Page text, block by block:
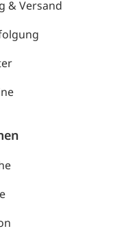
& Versand